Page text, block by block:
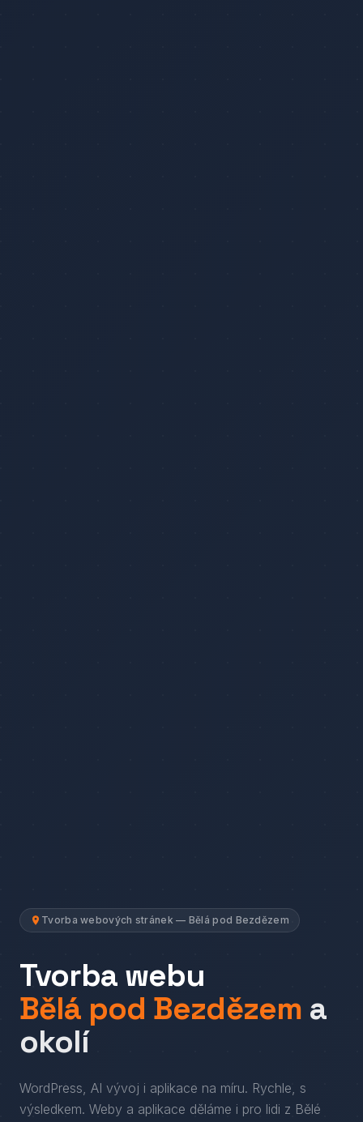
Tvorba webových stránek — Bělá pod Bezdězem
Tvorba webu
Bělá pod Bezdězem a
okolí
WordPress, AI vývoj i aplikace na míru. Rychle, s
výsledkem. Weby a aplikace děláme i pro lidi z Bělé